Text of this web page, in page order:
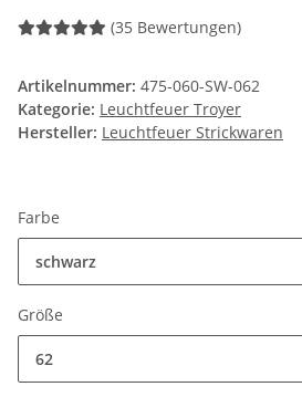
(35 Bewertungen)
Artikelnummer: 475-060-SW-062
Kategorie: Leuchtfeuer Troyer
Hersteller: Leuchtfeuer Strickwaren
Farbe
schwarz
Größe
62